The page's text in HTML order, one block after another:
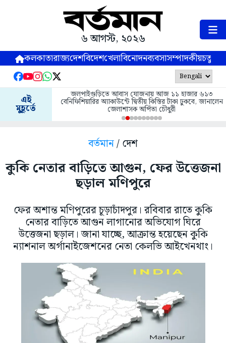
৬ আগস্ট, ২০২৬
কলকাতারাজ্যদেশবিদেশখেলাবিনোদনব্যবসাসম্পাদকীয়
এই
মুহূর্তে
জলপাইগুড়িতে আবাস যোজনায় আজ ১১ হাজার ৬১৩
বেনিফিশিয়ারির অ্যাকাউন্টে দ্বিতীয় কিস্তির টাকা ঢুকবে, জানালেন
জেলাশাসক অর্পিতা চৌধুরী
বর্তমান/ দেশ
কুকি নেতার বাড়িতে আগুন, ফের উত্তেজনা
ছড়াল মণিপুরে
ফের অশান্ত মণিপুরের চূড়াচাঁদপুর। রবিবার রাতে কুকি
নেতার বাড়িতে আগুন লাগানোর অভিযোগ ঘিরে
উত্তেজনা ছড়াল। জানা যাচ্ছে, আক্রান্ত হয়েছেন কুকি
ন্যাশনাল অর্গানাইজেশনের নেতা কেলভি আইখেনথাং।